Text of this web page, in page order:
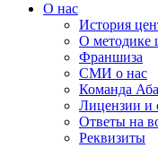
О нас
История
О методике
Франшиза
СМИ о нас
Команда
Лицензии и
Ответы на
Реквизиты